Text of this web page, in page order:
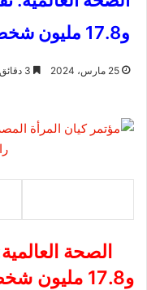
و17.8 مليون شخص بحاجة لمساعدات صحية
25 مارس، 2024
الصحة
و17.8 مليون شخص بحاجة لمساعدات صحية